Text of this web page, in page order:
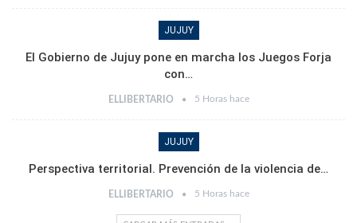
JUJUY
El Gobierno de Jujuy pone en marcha los Juegos Forja
con…
ELLIBERTARIO 5 Horas hace
JUJUY
Perspectiva territorial. Prevención de la violencia de…
ELLIBERTARIO 5 Horas hace